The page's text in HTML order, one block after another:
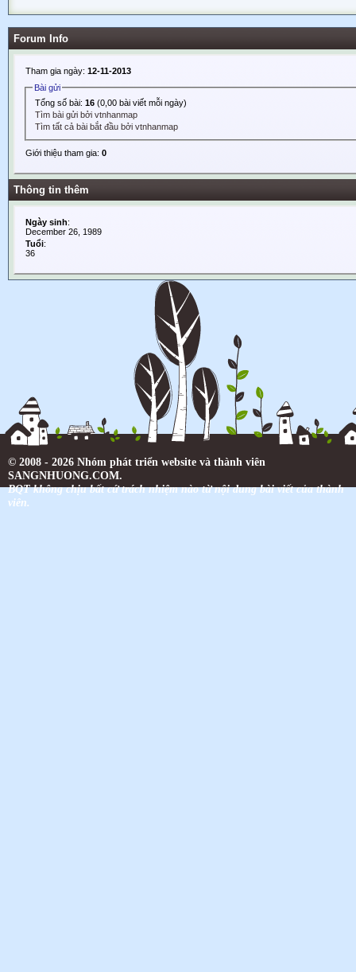
Forum Info
Tham gia ngày: 12-11-2013
Bài gửi
Tổng số bài:16 (0,00 bài viết mỗi ngày)
Tìm bài gửi bởi vtnhanmap
Tìm tất cả bài bắt đầu bởi vtnhanmap
Giới thiệu tham gia: 0
Thông tin thêm
Ngày sinh:
December 26, 1989
Tuổi:
36
© 2008 - 2026 Nhóm phát triển website và thành viên
SANGNHUONG.COM.
BQT không chịu bất cứ trách nhiệm nào từ nội dung bài viết của thành
viên.